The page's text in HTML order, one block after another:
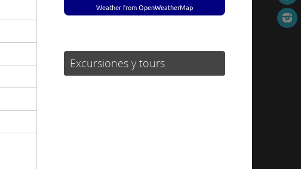
Weather from OpenWeatherMap
Excursiones y tours